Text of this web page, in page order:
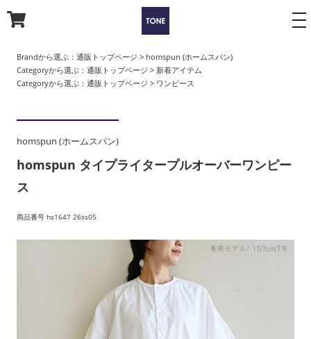
Brandから選ぶ： 通販トップページ > homspun (ホームスパン)
Categoryから選ぶ： 通販トップページ > 新着アイテム
Categoryから選ぶ： 通販トップページ > ワンピース
homspun (ホームスパン)
homspun タイプライタープルオーバーワンピー
ス
商品番号 hs1647 26ss05